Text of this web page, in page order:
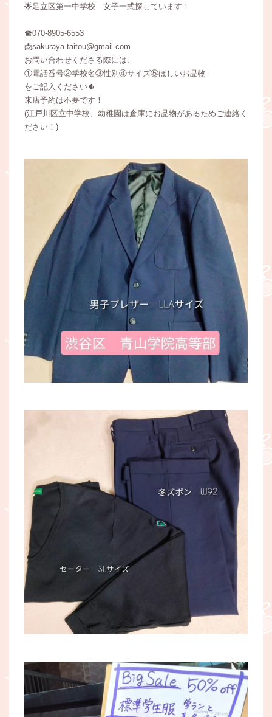
🌟足立区第一中学校 女子一式探しています！
☎070-8905-6553
📩sakuraya.taitou@gmail.com
お問い合わせくださる際には、
①電話番号②学校名③性別④サイズ⑤ほしいお品物
をご記入ください🌵
来店予約は不要です！
(江戸川区立中学校、幼稚園は倉庫にお品物があるためご連絡く
ださい！)